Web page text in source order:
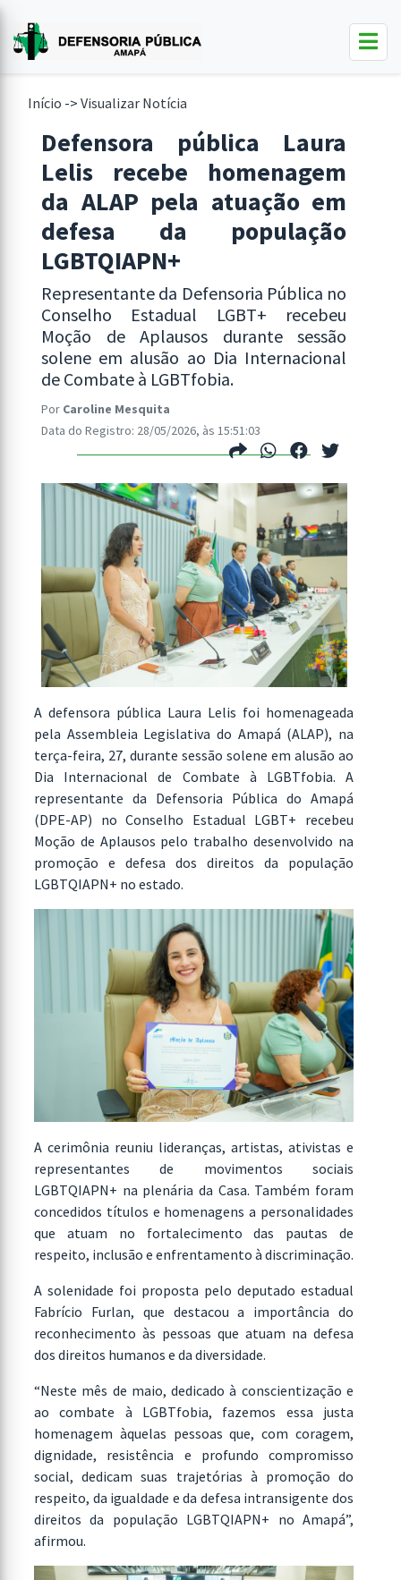
Início -> Visualizar Notícia
Defensora pública Laura
Lelis recebe homenagem
da ALAP pela atuação em
defesa da população
LGBTQIAPN+
Representante da Defensoria Pública no
Conselho Estadual LGBT+ recebeu
Moção de Aplausos durante sessão
solene em alusão ao Dia Internacional
de Combate à LGBTfobia.
Por Caroline Mesquita
Data do Registro: 28/05/2026, às 15:51:03
A defensora pública Laura Lelis foi homenageada
pela Assembleia Legislativa do Amapá (ALAP), na
terça-feira, 27, durante sessão solene em alusão ao
Dia Internacional de Combate à LGBTfobia. A
representante da Defensoria Pública do Amapá
(DPE-AP) no Conselho Estadual LGBT+ recebeu
Moção de Aplausos pelo trabalho desenvolvido na
promoção e defesa dos direitos da população
LGBTQIAPN+ no estado.
A cerimônia reuniu lideranças, artistas, ativistas e
representantes de movimentos sociais
LGBTQIAPN+ na plenária da Casa. Também foram
concedidos títulos e homenagens a personalidades
que atuam no fortalecimento das pautas de
respeito, inclusão e enfrentamento à discriminação.
A solenidade foi proposta pelo deputado estadual
Fabrício Furlan, que destacou a importância do
reconhecimento às pessoas que atuam na defesa
dos direitos humanos e da diversidade.
“Neste mês de maio, dedicado à conscientização e
ao combate à LGBTfobia, fazemos essa justa
homenagem àquelas pessoas que, com coragem,
dignidade, resistência e profundo compromisso
social, dedicam suas trajetórias à promoção do
respeito, da igualdade e da defesa intransigente dos
direitos da população LGBTQIAPN+ no Amapá”,
afirmou.